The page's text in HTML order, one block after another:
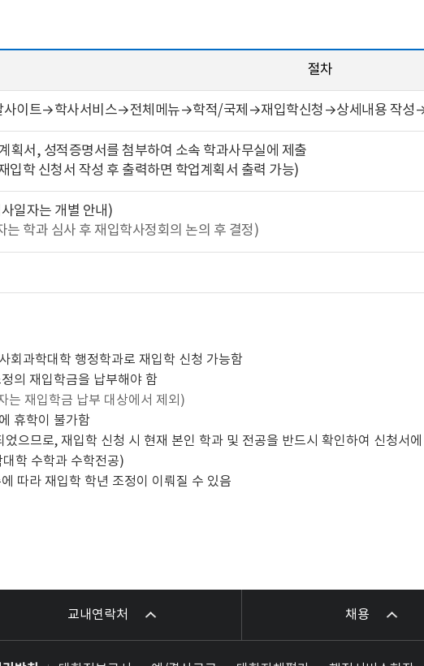
절차
사이트→학사서비스→전체메뉴→학적/국제→재입학신청→상세내용 작성
획서, 성적증명서를 첨부하여 소속 학과사무실에 제출
입학 신청서 작성 후 출력하면 학업계획서 출력 가능)
일자는 개별 안내)
는 학과 심사 후 재입학사정회의 논의 후 결정)
회과학대학 행정학과로 재입학 신청 가능함
의 재입학금을 납부해야 함
는 재입학금 납부 대상에서 제외)
휴학이 불가함
으므로, 재입학 신청 시 현재 본인 학과 및 전공을 반드시 확인하여 신청서
학 수학과 수학전공)
따라 재입학 학년 조정이 이뤄질 수 있음
교내연락처 채용